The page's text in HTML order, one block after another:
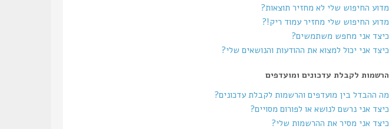
מדוע החיפוש שלי לא מחזיר תוצאות?
מדוע החיפוש שלי מחזיר עמוד ריק!?
כיצד אני מחפש משתמשים?
כיצד אני יכול למצוא את ההודעות והנושאים שלי?
הרשמות לקבלת עדכונים ומועדפים
מה ההבדל בין מועדפים והרשמות לקבלת עדכונים?
כיצד אני נרשם לנושא או לפורום מסויים?
כיצד אני מסיר את ההרשמות שלי?